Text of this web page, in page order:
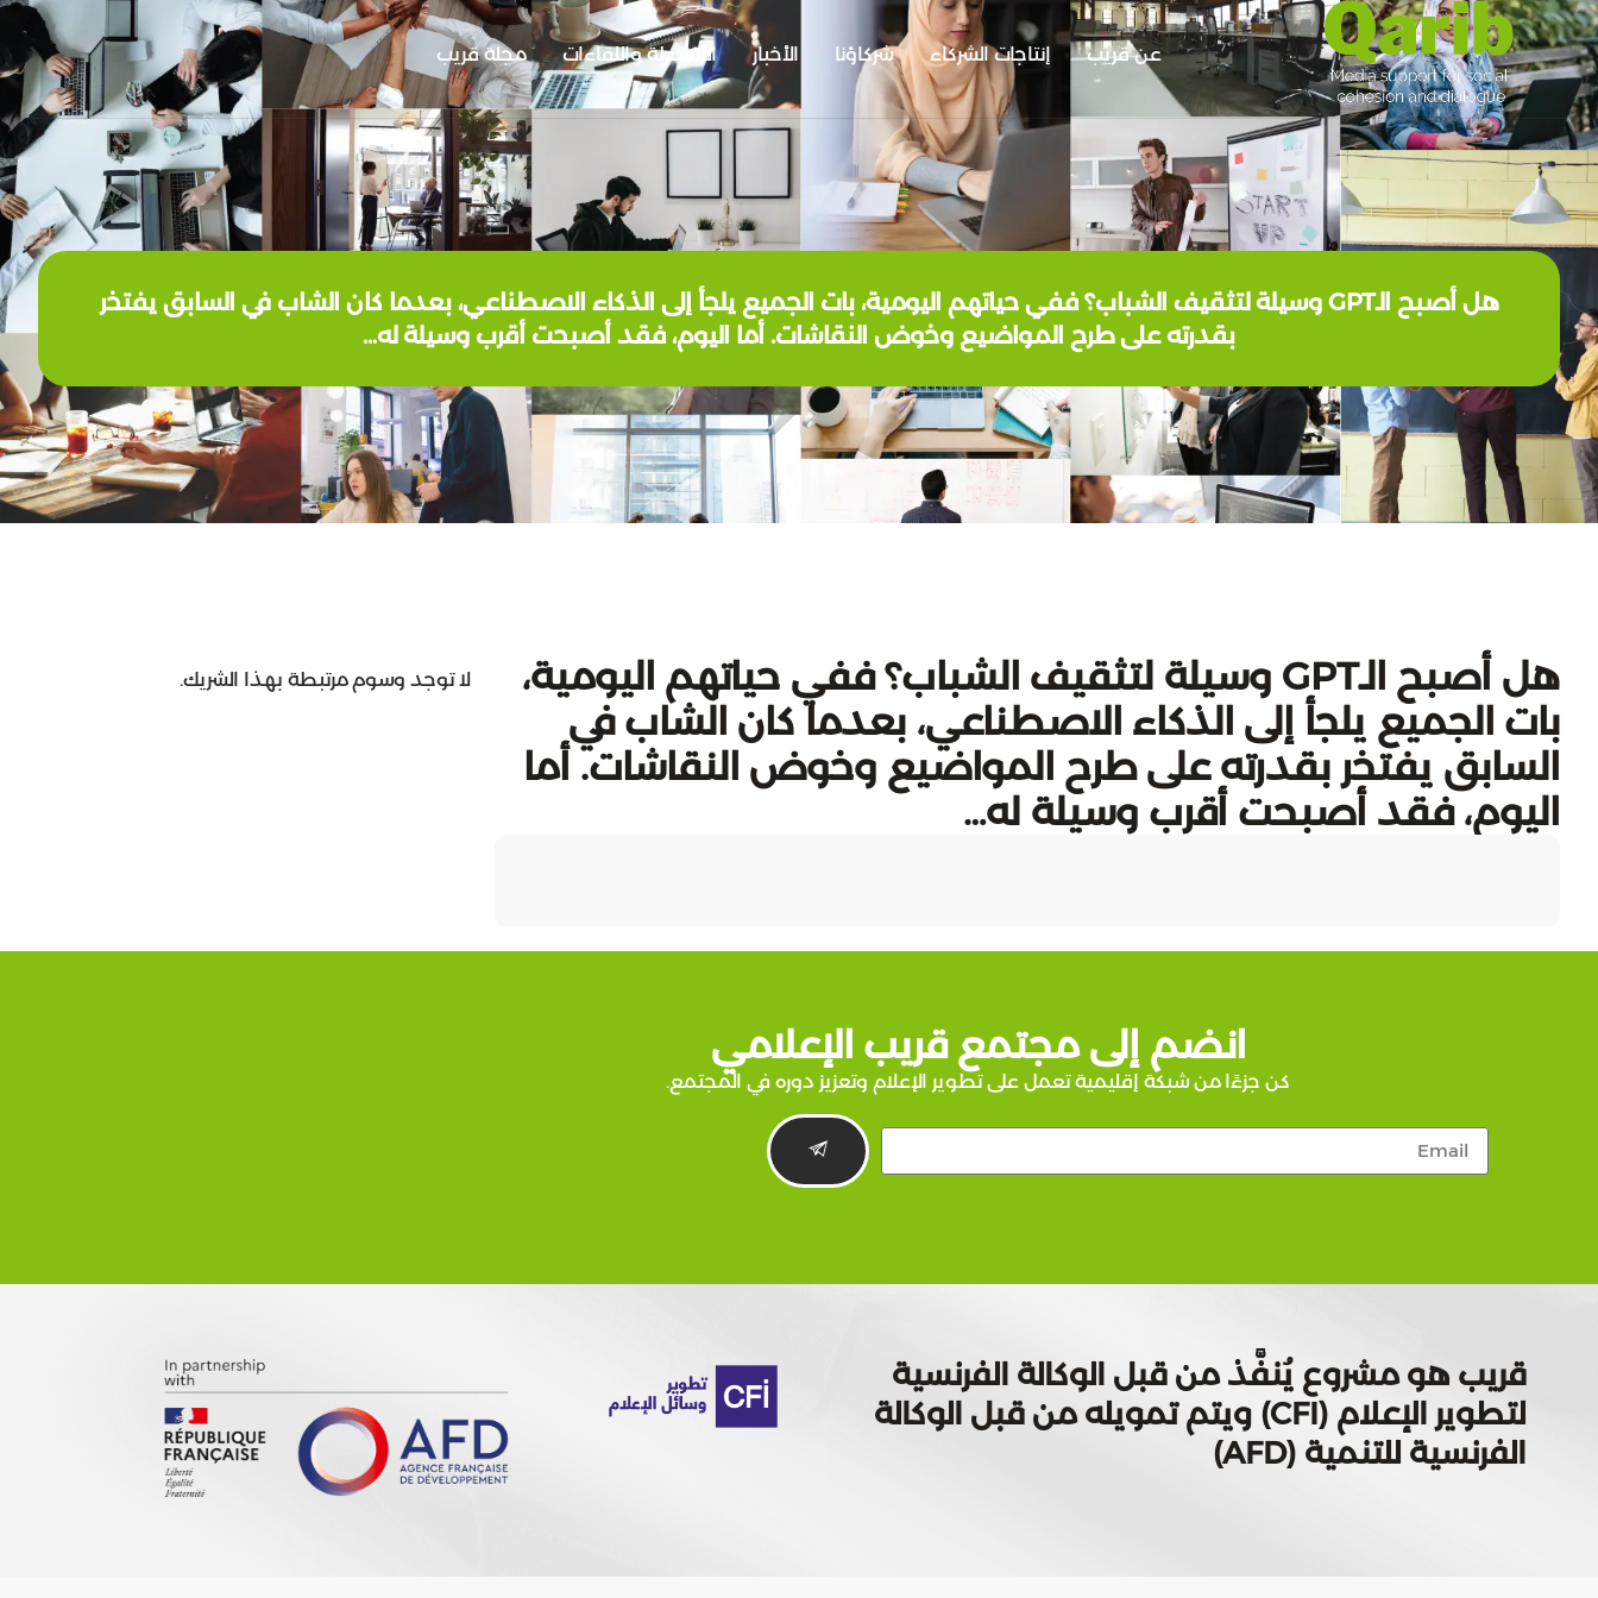
عن قريب إنتاجات الشركاء شركاؤنا الأخبار الأنشطة واللقاءات مجلة قريب
هل أصبح الـGPT وسيلة لتثقيف الشباب؟ ففي حياتهم اليومية، بات الجميع يلجأ إلى الذكاء الاصطناعي، بعدما كان الشاب في السابق يفتخر
بقدرته على طرح المواضيع وخوض النقاشات. أما اليوم، فقد أصبحت أقرب وسيلة له…
هل أصبح الـGPT وسيلة لتثقيف الشباب؟ ففي حياتهم اليومية،
بات الجميع يلجأ إلى الذكاء الاصطناعي، بعدما كان الشاب في
السابق يفتخر بقدرته على طرح المواضيع وخوض النقاشات. أما
اليوم، فقد أصبحت أقرب وسيلة له…
لا توجد وسوم مرتبطة بهذا الشريك.
انضم إلى مجتمع قريب الإعلامي
كن جزءًا من شبكة إقليمية تعمل على تطوير الإعلام وتعزيز دوره في المجتمع.
قريب هو مشروع يُنفَّذ من قبل الوكالة الفرنسية
لتطوير الإعلام (CFI) ويتم تمويله من قبل الوكالة
الفرنسية للتنمية (AFD)